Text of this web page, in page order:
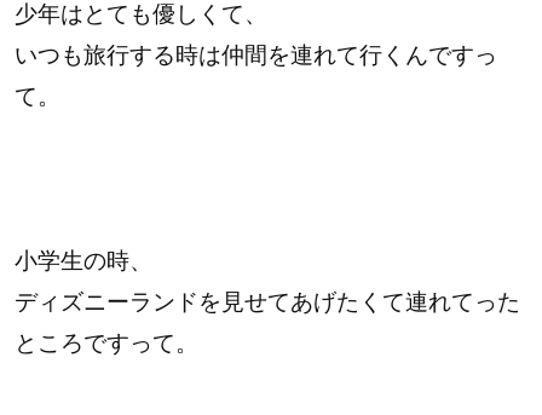
少年はとても優しくて、
いつも旅行する時は仲間を連れて行くんですっ
て。
小学生の時、
ディズニーランドを見せてあげたくて連れてった
ところですって。